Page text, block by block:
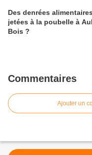
Des denrées
jetées à la poubelle à
Bois ?
Commentaires
Ajouter un